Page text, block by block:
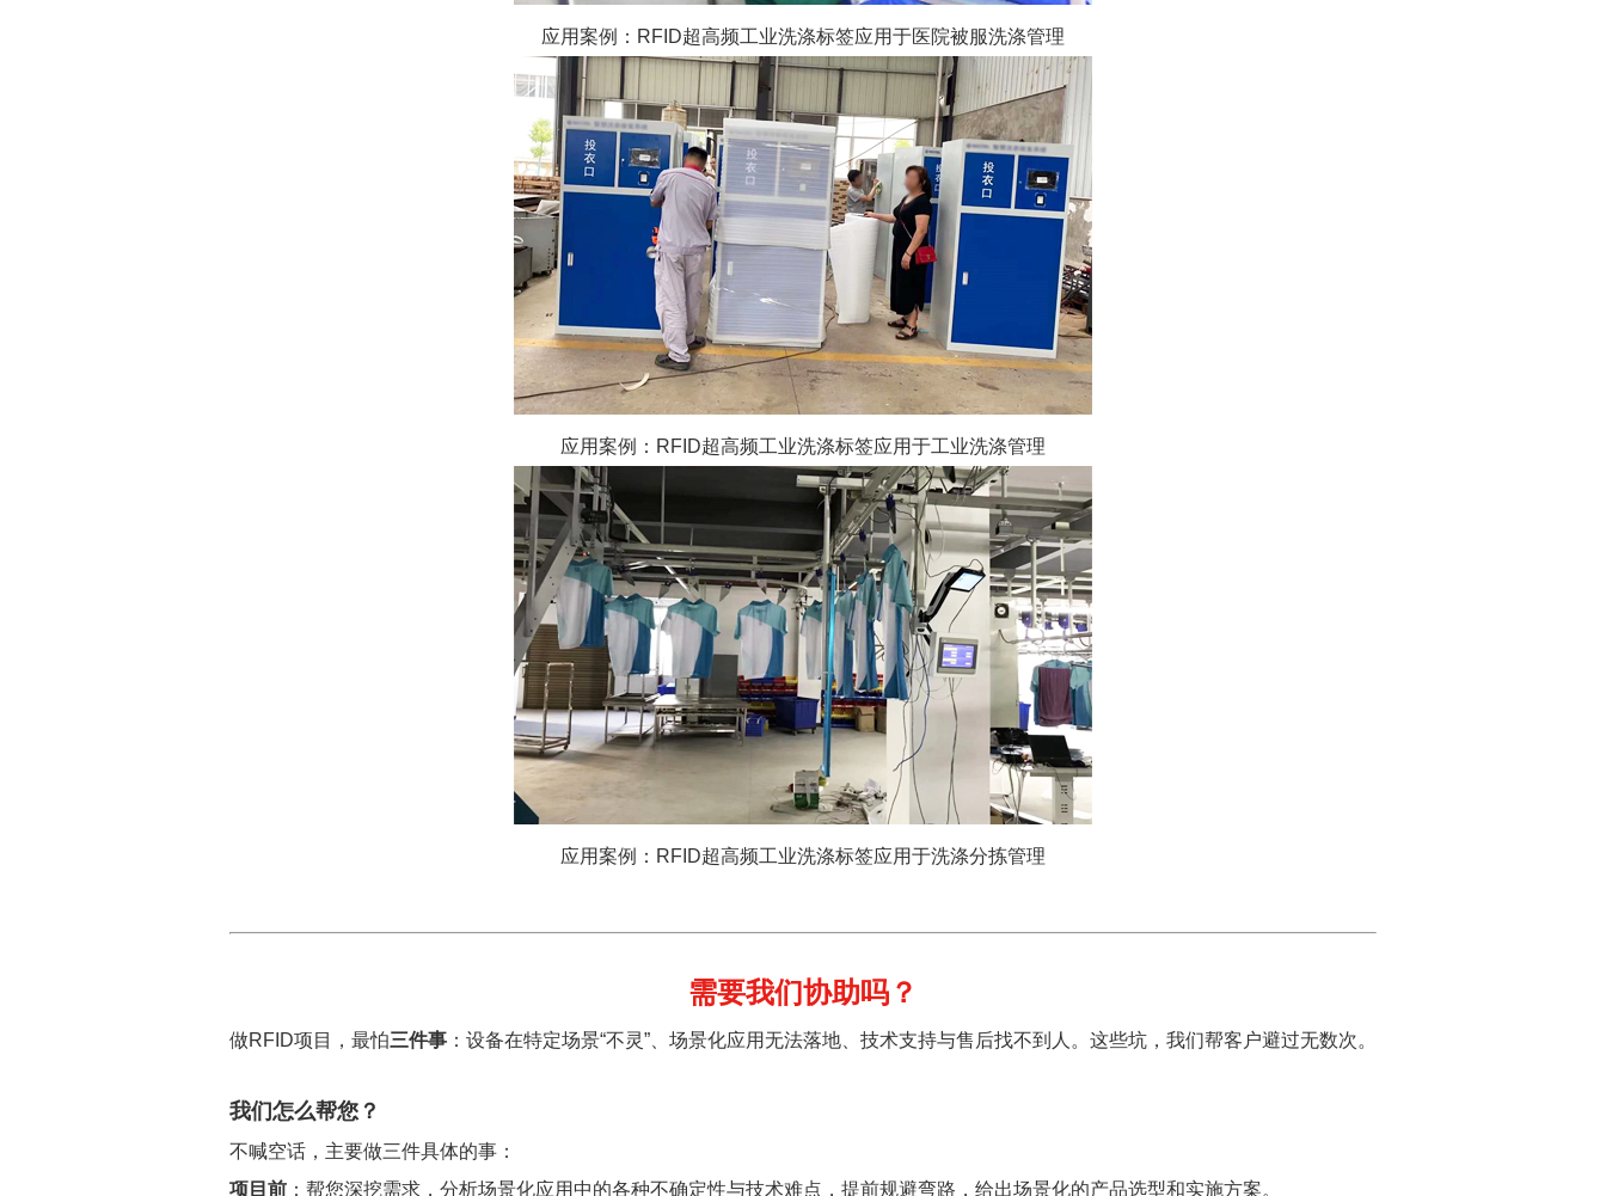
应用案例： RFID超高频工业洗涤标签应用于医院被服洗涤管理
应用案例： RFID超高频工业洗涤标签应用于工业洗涤管理
应用案例： RFID超高频工业洗涤标签应用于洗涤分拣管理
需要我们协助吗？
做RFID项目，最怕三件事 ：设备在特定场景“不灵”、场景化应用无法落地、技术支持与售后找不到人。这些坑，我们帮客户避过无数次。
我们怎么帮您？
不喊空话，主要做三件具体的事：
项目前 ：帮您深挖需求，分析场景化应用中的各种不确定性与技术难点，提前规避弯路，给出场景化的产品选型和实施方案。